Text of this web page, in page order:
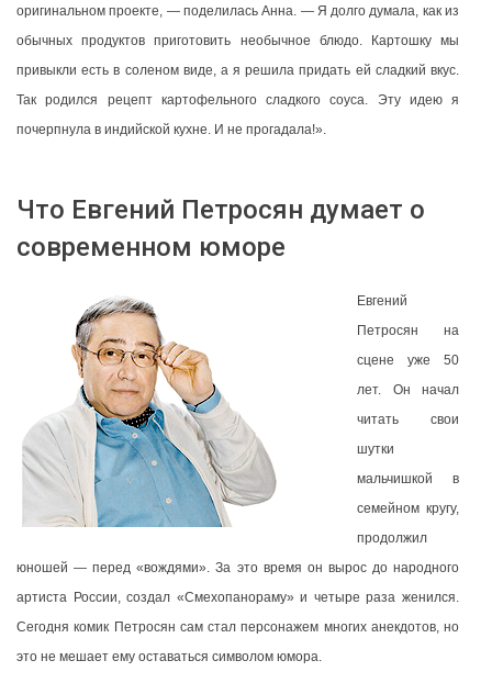
оригинальном проекте, — поделилась Анна. — Я долго думала, как из
обычных продуктов приготовить необычное блюдо. Картошку мы
привыкли есть в соленом виде, а я решила придать ей сладкий вкус.
Так родился рецепт картофельного сладкого соуса. Эту идею я
почерпнула в индийской кухне. И не прогадала!».
Что Евгений Петросян думает о
современном юморе
Евгений
Петросян на
сцене уже 50
лет. Он начал
читать свои
шутки
мальчишкой в
семейном кругу,
продолжил
юношей — перед «вождями». За это время он вырос до народного
артиста России, создал «Смехопанораму» и четыре раза женился.
Сегодня комик Петросян сам стал персонажем многих анекдотов, но
это не мешает ему оставаться символом юмора.